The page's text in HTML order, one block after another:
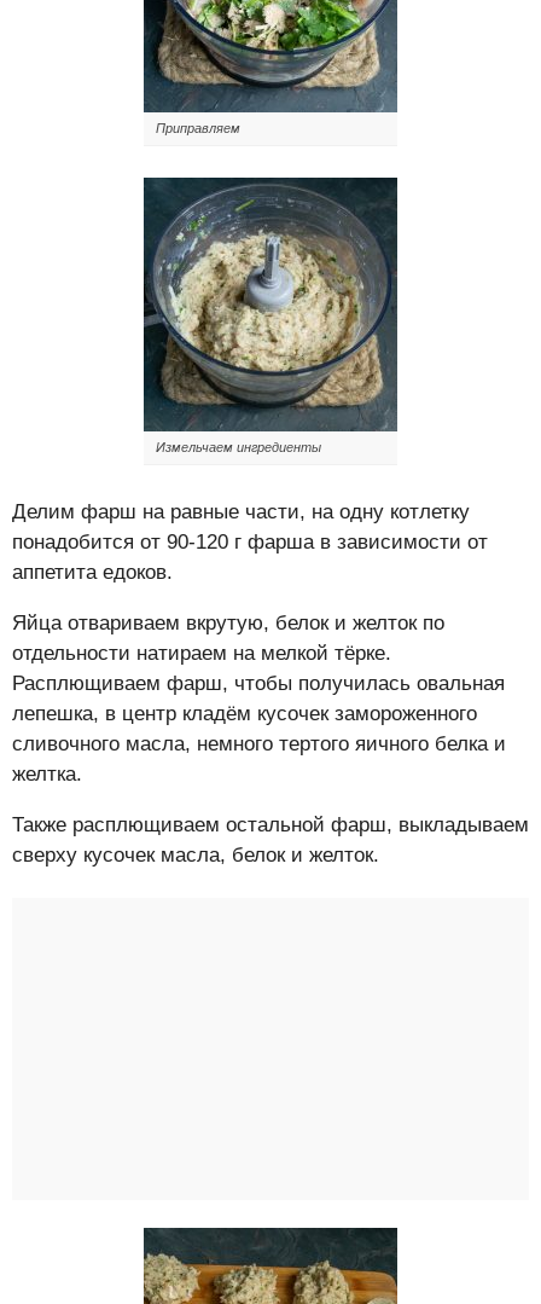
Приправляем
Измельчаем ингредиенты
Делим фарш на равные части, на одну котлетку
понадобится от 90-120 г фарша в зависимости от
аппетита едоков.
Яйца отвариваем вкрутую, белок и желток по
отдельности натираем на мелкой тёрке.
Расплющиваем фарш, чтобы получилась овальная
лепешка, в центр кладём кусочек замороженного
сливочного масла, немного тертого яичного белка и
желтка.
Также расплющиваем остальной фарш, выкладываем
сверху кусочек масла, белок и желток.